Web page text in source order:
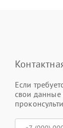
Если
свои данные